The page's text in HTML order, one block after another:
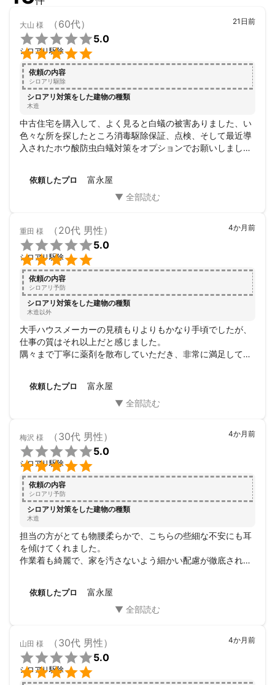
大山 様 （60代）


5.0
シロアリ駆除
21日前
依頼の内容
シロアリ駆除
シロアリ対策をした建物の種類
木造
中古住宅を購入して、よく見ると白蟻の被害ありました、い
色々な所を探したところ消毒駆除保証、点検、そして最近導
入されたホウ酸防虫白蟻対策をオプションでお願いしまし
蟻対策の強力ホウ酸防白蟻を施工してもらいました。通常の
白蟻防虫消毒をしてからオプションでホウ酸防虫白蟻対策を
これからも家を永く安心して暮らせるて安心しました、白蟻
被害点検以外にも様々なアドバイスを頂き感謝しています。
会社の担当の方も若くて人当たりが良くて安心しました。
依頼したプロ 富永屋
重田 様 （20代 男性）


5.0
シロアリ駆除
4か月前
依頼の内容
シロアリ予防
シロアリ対策をした建物の種類
木造以外
大手ハウスメーカーの見積もりよりもかなり手頃でしたが、
仕事の質はそれ以上だと感じました。
隅々まで丁寧に薬剤を散布していただき、非常に満足してお
友人にも富永屋さんをぜひ勧めたいと思います。
依頼したプロ 富永屋
梅沢 様 （30代 男性）


5.0
シロアリ駆除
4か月前
依頼の内容
シロアリ予防
シロアリ対策をした建物の種類
木造
担当の方がとても物腰柔らかで、こちらの些細な不安にも耳
を傾けてくれました。
作業着も綺麗で、家を汚さないよう細かい配慮が徹底されて
だき、ただの「工事」以上の価値を感じました。お願いして
依頼したプロ 富永屋
山田 様 （30代 男性）


5.0
シロアリ駆除
4か月前